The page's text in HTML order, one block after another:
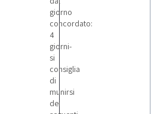
giorno
concordato:
4
giorni-
si
consiglia
di
munirsi
dei